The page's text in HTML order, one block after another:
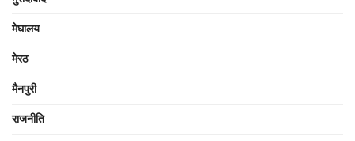
मेघालय
मेरठ
मैनपुरी
राजनीति